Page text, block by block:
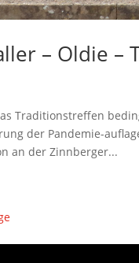
– Oldie –
Traditionstreffen
der Pandemie-
an der Zinnberger...